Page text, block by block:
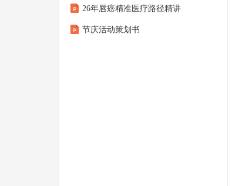
26年唇癌精准医疗路径精讲
节庆活动策划书